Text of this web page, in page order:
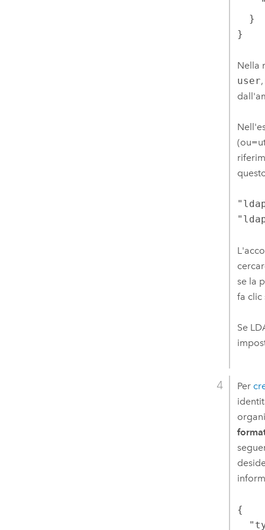
}
Nella
user,
se la
fa clic
Se
Per
{